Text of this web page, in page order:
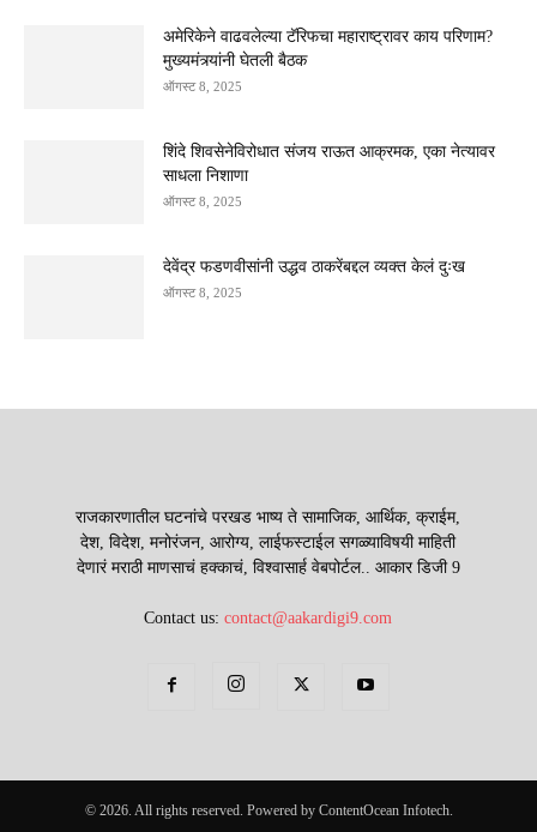
अमेरिकेने वाढवलेल्या टॅरिफचा महाराष्ट्रावर काय परिणाम?
मुख्यमंत्र्यांनी घेतली बैठक
ऑगस्ट 8, 2025
शिंदे शिवसेनेविरोधात संजय राऊत आक्रमक, एका नेत्यावर
साधला निशाणा
ऑगस्ट 8, 2025
देवेंद्र फडणवीसांनी उद्धव ठाकरेंबद्दल व्यक्त केलं दुःख
ऑगस्ट 8, 2025
राजकारणातील घटनांचे परखड भाष्य ते सामाजिक, आर्थिक, क्राईम,
देश, विदेश, मनोरंजन, आरोग्य, लाईफस्टाईल सगळ्याविषयी माहिती
देणारं मराठी माणसाचं हक्काचं, विश्वासार्ह वेबपोर्टल.. आकार डिजी 9
Contact us:contact@aakardigi9.com
© 2026. All rights reserved. Powered by ContentOcean Infotech.